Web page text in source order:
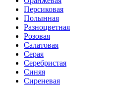
Персиковая
Полынная
Разноцветная
Розовая
Салатовая
Серая
Серебристая
Синяя
Сиреневая